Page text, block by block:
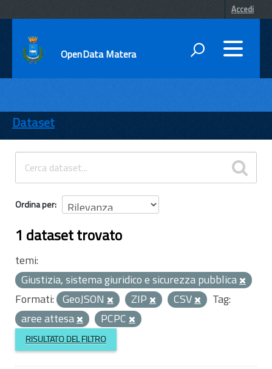
Accedi
OpenData Matera
ENTI
TEMI
INFORMAZIONI
Dataset
Ordina per
1 dataset trovato
temi:
Giustizia, sistema giuridico e sicurezza pubblica
Formati: GeoJSON ZIP CSV
Tag:
aree attesa
PCPC
RISULTATO DEL FILTRO